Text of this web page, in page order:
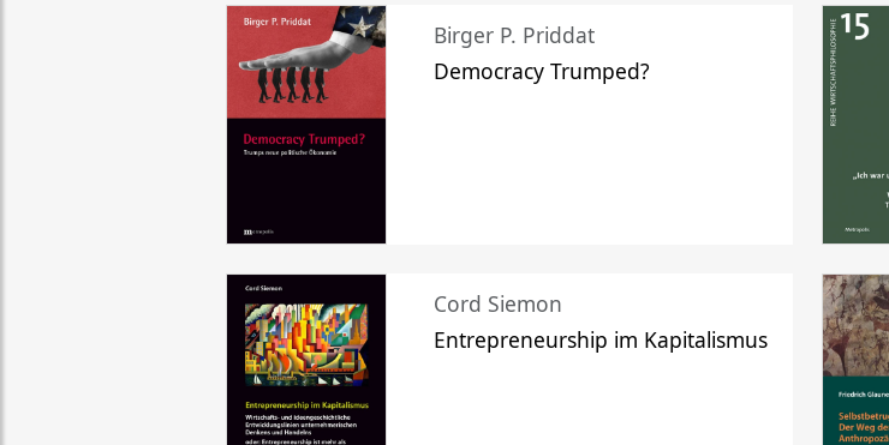
Birger P. Priddat
Democracy Trumped?
Cord Siemon
Entrepreneurship im Kapitalismus